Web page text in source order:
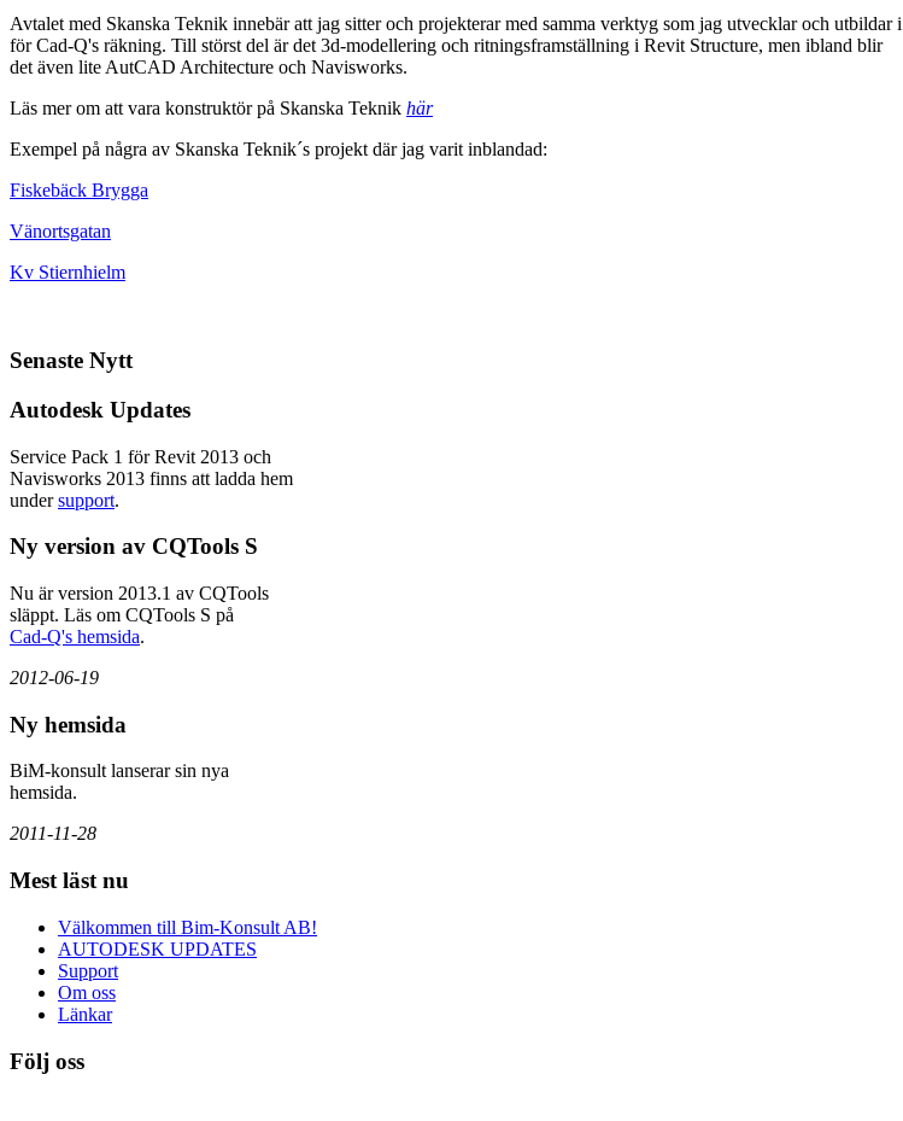
Avtalet med Skanska Teknik innebär att jag sitter och projekterar med samma verktyg som jag utvecklar och utbildar i
för Cad-Q's räkning. Till störst del är det 3d-modellering och ritningsframställning i Revit Structure, men ibland blir
det även lite AutCAD Architecture och Navisworks.
Läs mer om att vara konstruktör på Skanska Teknik här
Exempel på några av Skanska Teknik´s projekt där jag varit inblandad:
Fiskebäck Brygga
Vänortsgatan
Kv Stiernhielm
Senaste Nytt
Autodesk Updates
Service Pack 1 för Revit 2013 och
Navisworks 2013 finns att ladda hem
undersupport.
Ny version av CQTools S
Nu är version 2013.1 av CQTools
släppt. Läs om CQTools S på
Cad-Q's hemsida.
2012-06-19
Ny hemsida
BiM-konsult lanserar sin nya
hemsida.
2011-11-28
Mest läst nu
Välkommen till Bim-Konsult AB!
AUTODESK UPDATES
Support
Om oss
Länkar
Följ oss